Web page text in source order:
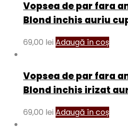
Vopsea de par fara
Blond inchis auriu
69,00 lei Adaugă în coș
Vopsea de par fara
Blond inchis irizat
69,00 lei Adaugă în coș